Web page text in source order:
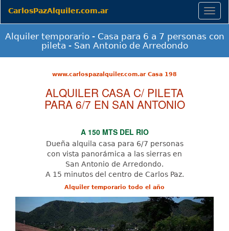
CarlosPazAlquiler.com.ar
Alquiler temporario - Casa para 6 a 7 personas con
pileta - San Antonio de Arredondo
www.carlospazalquiler.com.ar Casa 198
ALQUILER CASA C/ PILETA
PARA 6/7 EN SAN ANTONIO
A 150 MTS DEL RIO
Dueña alquila casa para 6/7 personas
con vista panorámica a las sierras en
San Antonio de Arredondo.
A 15 minutos del centro de Carlos Paz.
Alquiler temporario todo el año
Previous Next